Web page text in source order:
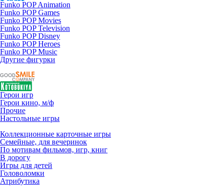
Funko POP Animation
Funko POP Games
Funko POP Movies
Funko POP Television
Funko POP Disney
Funko POP Heroes
Funko POP Music
Другие фигурки
Герои игр
Герои кино, м/ф
Прочие
Настольные игры
Коллекционные карточные игры
Семейные, для вечеринок
По мотивам фильмов, игр, книг
В дорогу
Игры для детей
Головоломки
Атрибутика